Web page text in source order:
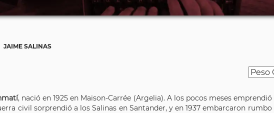
JAIME SALINAS
, nació en 1925 en Maison-Carrée (Argelia). A los pocos meses
civil sorprendió a los Salinas en Santander, y en 1937 embarcaron